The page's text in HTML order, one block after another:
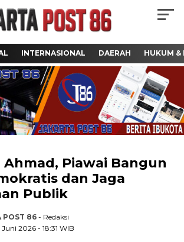
INTERNASIONAL DAERAH HUKUM &
Ahmad, Piawai Bangun
dan Jaga
Publik
POST 86 - Redaksi
2026 - 18:31 WIB